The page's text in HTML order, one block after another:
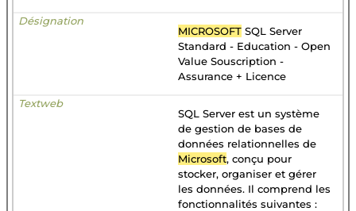
MICROSOFT SQL Server
Standard - Education - Open
Value Souscription -
Assurance + Licence
SQL Server est un système
de gestion de bases de
données relationnelles de
Microsoft, conçu pour
stocker, organiser et gérer
les données. Il comprend les
fonctionnalités suivantes :